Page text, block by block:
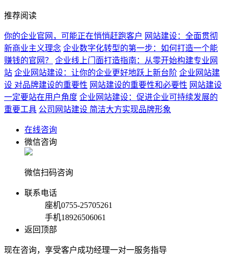
推荐阅读
你的企业官网，可能正在悄悄赶跑客户 网站建设：全面贯彻
新商业主义理念 企业数字化转型的第一步：如何打造一个能
赚钱的官网？
企业线上门面打造指南：从零开始构建专业网
站 企业网站建设：让你的企业更好地跃上新台阶 企业网站建
设 对品牌建设的重要性 网站建设的重要性和必要性 网站建设
一定要站在用户角度 企业网站建设：促进企业可持续发展的
重要工具 公司网站建设 简洁大方实现品牌形象
在线咨询
微信咨询
微信扫码咨询
联系电话
座机0755-25705261
手机18926506061
返回顶部
现在咨询，享受客户成功经理一对一服务指导